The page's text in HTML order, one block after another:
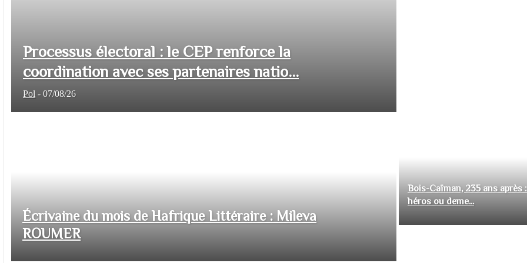
Processus électoral : le CEP renforce la
coordination avec ses partenaires natio...
Pol - 07/08/26
Écrivaine du mois de Hafrique Littéraire : Mileva
ROUMER
Bois-Caïman, 235 ans après
héros ou deme...